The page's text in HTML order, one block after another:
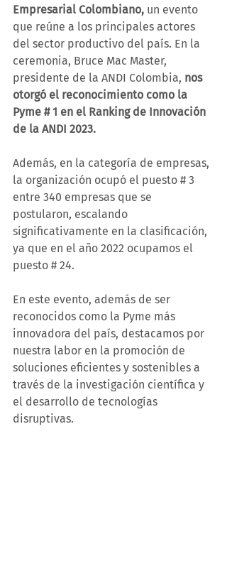
Empresarial Colombiano, un evento
que reúne a los principales actores
del sector productivo del país. En la
ceremonia, Bruce Mac Master,
presidente de la ANDI Colombia, nos
otorgó el reconocimiento como la
Pyme # 1 en el Ranking de Innovación
de la ANDI 2023.
Además, en la categoría de empresas,
la organización ocupó el puesto # 3
entre 340 empresas que se
postularon, escalando
significativamente en la clasificación,
ya que en el año 2022 ocupamos el
puesto # 24.
En este evento, además de ser
reconocidos como la Pyme más
innovadora del país, destacamos por
nuestra labor en la promoción de
soluciones eficientes y sostenibles a
través de la investigación científica y
el desarrollo de tecnologías
disruptivas.